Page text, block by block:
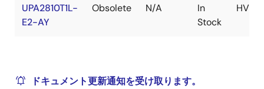
UPA2810T1L-
E2-AY
Obsolete N/A
In
Stock
ドキュメント更新通知を受け取ります。